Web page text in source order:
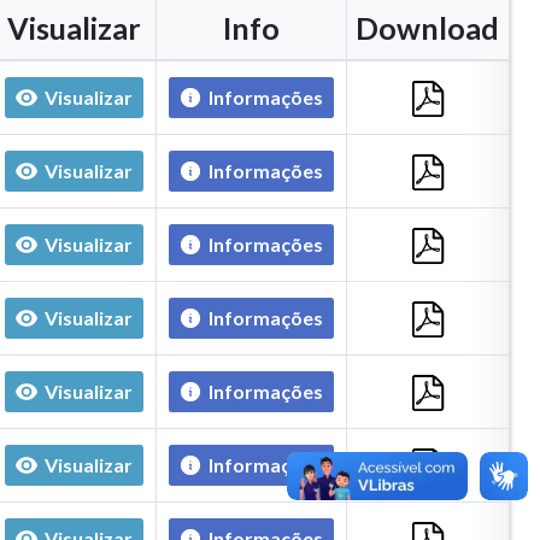
Visualizar Info Download
Visualizar Informações
Visualizar Informações
Visualizar Informações
Visualizar Informações
Visualizar Informações
Visualizar Informações